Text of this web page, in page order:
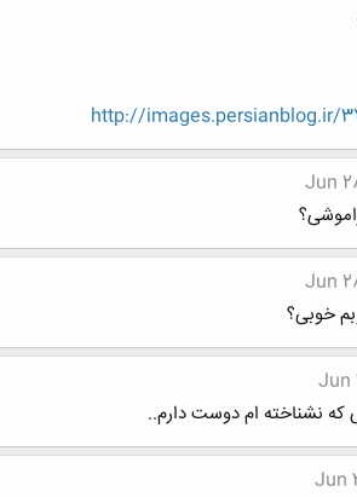
http://images.persianblog.ir/
Jun
Jun
خوبی؟
Jun
که نشناخته ام دوست دارم..
Jun